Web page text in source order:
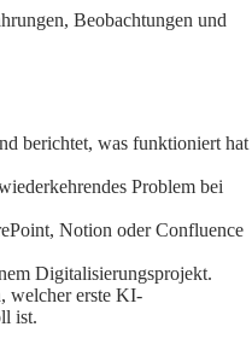
Beobachtungen und
berichtet, was funktioniert hat
Problem bei
Notion oder Confluence
Digitalisierungsprojekt.
welcher erste KI-
ist.